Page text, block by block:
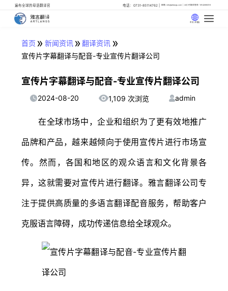
遍布全球的母语翻译官 电话：0731-85114762 邮箱: info@artlangs.com 24小时翻译管家: 18142666316
中文 (中国)
首页 » 新闻资讯» 翻译资讯 »
宣传片字幕翻译与配音-专业宣传片翻译公司
宣传片字幕翻译与配音-专业宣传片翻译公司
2024-08-20 1,109 次浏览 admin
在全球市场中，企业和组织为了更有效地推广
品牌和产品，越来越倾向于使用宣传片进行市场宣
传。然而，各国和地区的观众语言和文化背景各
异，这就需要对宣传片进行翻译。雅言翻译公司专
注于提供高质量的多语言翻译配音服务，帮助客户
克服语言障碍，成功传递信息给全球观众。